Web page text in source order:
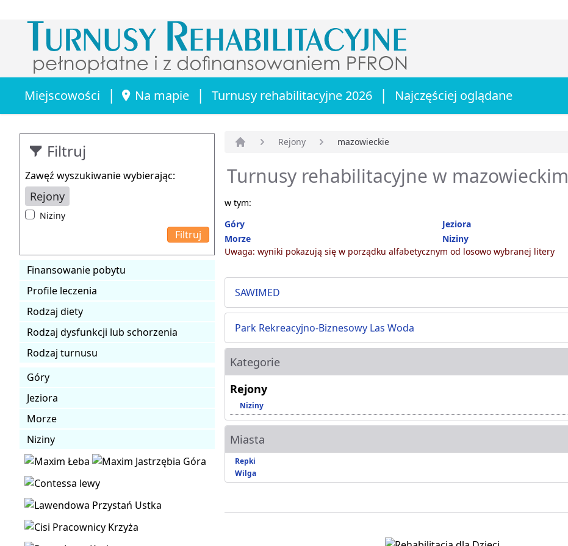
Miejscowości | Na mapie | Turnusy rehabilitacyjne 2026 | Najczęściej oglądane
Filtruj
Zawęź wyszukiwanie wybierając:
Rejony
Niziny
Finansowanie pobytu
Profile leczenia
Rodzaj diety
Rodzaj dysfunkcji lub schorzenia
Rodzaj turnusu
Góry
Jeziora
Morze
Niziny
Rejony mazowieckie
Turnusy rehabilitacyjne w mazowieckim
w tym:
Góry
Jeziora
Morze
Niziny
Uwaga: wyniki pokazują się w porządku alfabetycznym od losowo wybranej litery
SAWIMED
Park Rekreacyjno-Biznesowy Las Woda
Kategorie
Rejony
Niziny
Miasta
Repki
Wilga